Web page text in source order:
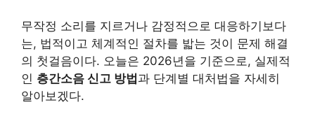
무작정 소리를 지르거나 감정적으로 대응하기보다
는, 법적이고 체계적인 절차를 밟는 것이 문제 해결
의 첫걸음이다. 오늘은 2026년을 기준으로, 실제적
인 층간소음 신고 방법과 단계별 대처법을 자세히
알아보겠다.